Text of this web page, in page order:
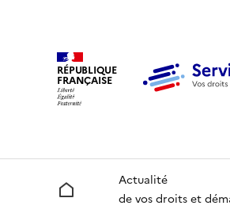
RÉPUBLIQUE
FRANÇAISE
Accueil
Actualité
de vos droits et